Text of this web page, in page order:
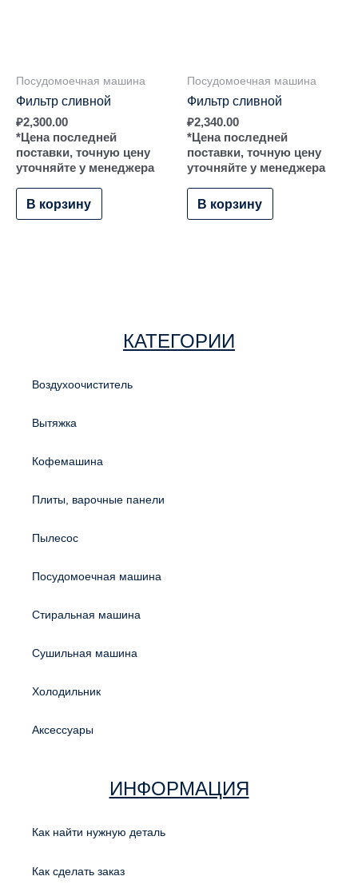
Посудомоечная машина
Фильтр сливной
₽2,300.00
*Цена последней
поставки, точную цену
уточняйте у менеджера
В корзину
Посудомоечная машина
Фильтр сливной
₽2,340.00
*Цена последней
поставки, точную цену
уточняйте у менеджера
В корзину
КАТЕГОРИИ
Воздухоочиститель
Вытяжка
Кофемашина
Плиты, варочные панели
Пылесос
Посудомоечная машина
Стиральная машина
Сушильная машина
Холодильник
Аксессуары
ИНФОРМАЦИЯ
Как найти нужную деталь
Как сделать заказ